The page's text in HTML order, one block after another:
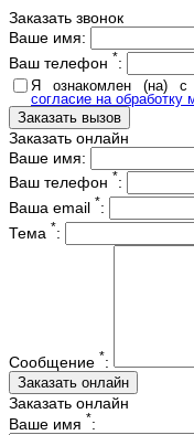
Заказать звонок
Ваше имя:
Ваш телефон *:
Я ознакомлен (на) с
согласие на
Заказать онлайн
Ваше имя:
Ваш телефон *:
Ваша email *:
Тема *:
Сообщение *:
Заказать онлайн
Ваше имя *: